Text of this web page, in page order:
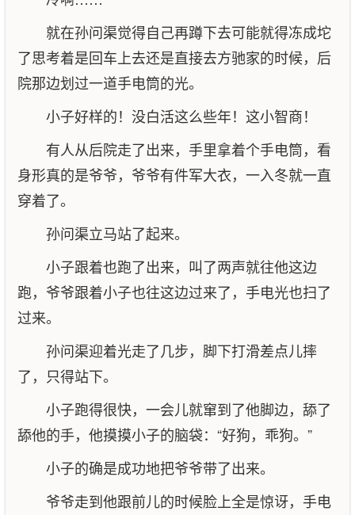
就在孙问渠觉得自己再蹲下去可能就得冻成坨
了思考着是回车上去还是直接去方驰家的时候，后
院那边划过一道手电筒的光。
小子好样的！没白活这么些年！这小智商！
有人从后院走了出来，手里拿着个手电筒，看
身形真的是爷爷，爷爷有件军大衣，一入冬就一直
穿着了。
孙问渠立马站了起来。
小子跟着也跑了出来，叫了两声就往他这边
跑，爷爷跟着小子也往这边过来了，手电光也扫了
过来。
孙问渠迎着光走了几步，脚下打滑差点儿摔
了，只得站下。
小子跑得很快，一会儿就窜到了他脚边，舔了
舔他的手，他摸摸小子的脑袋：“好狗，乖狗。”
小子的确是成功地把爷爷带了出来。
爷爷走到他跟前儿的时候脸上全是惊讶，手电